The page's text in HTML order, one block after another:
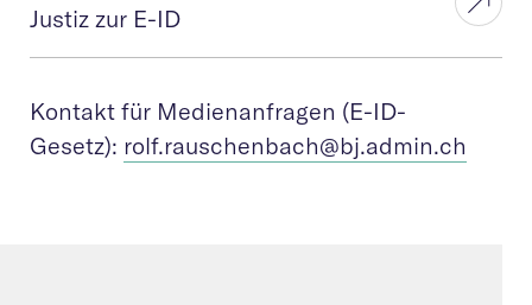
Justiz zur E-ID
Kontakt für Medienanfragen (E-ID-
Gesetz): rolf.rauschenbach@bj.admin.ch